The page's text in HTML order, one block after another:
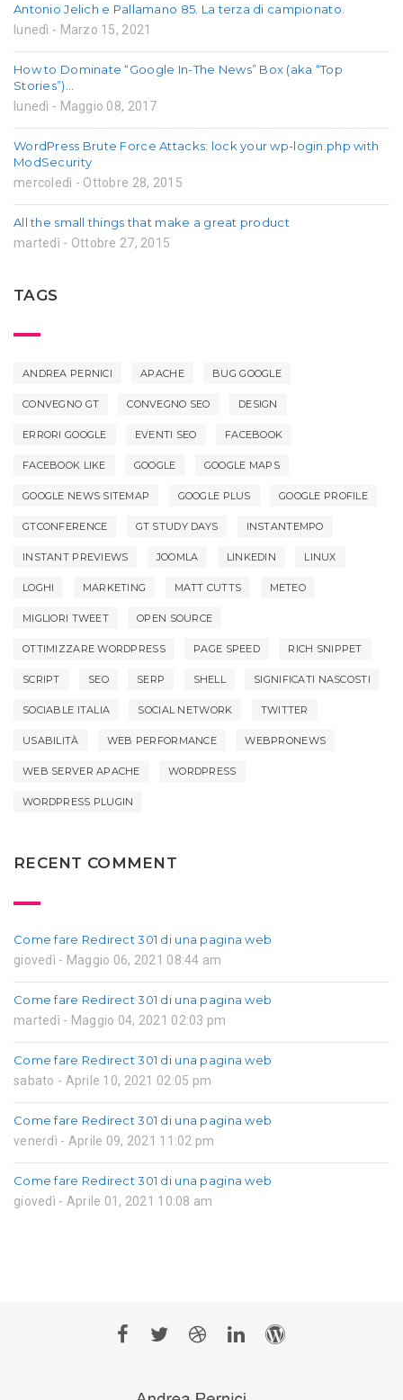
Antonio Jelich e Pallamano 85. La terza di campionato.
lunedì - Marzo 15, 2021
How to Dominate “Google In-The News” Box (aka “Top
Stories”)…
lunedì - Maggio 08, 2017
WordPress Brute Force Attacks: lock your wp-login.php with
ModSecurity
mercoledì - Ottobre 28, 2015
All the small things that make a great product
martedì - Ottobre 27, 2015
TAGS
ANDREA PERNICI APACHE BUG GOOGLE
CONVEGNO GT CONVEGNO SEO DESIGN
ERRORI GOOGLE EVENTI SEO FACEBOOK
FACEBOOK LIKE GOOGLE GOOGLE MAPS
GOOGLE NEWS SITEMAP GOOGLE PLUS GOOGLE PROFILE
GTCONFERENCE GT STUDY DAYS INSTANTEMPO
INSTANT PREVIEWS JOOMLA LINKEDIN LINUX
LOGHI MARKETING MATT CUTTS METEO
MIGLIORI TWEET OPEN SOURCE
OTTIMIZZARE WORDPRESS PAGE SPEED RICH SNIPPET
SCRIPT SEO SERP SHELL SIGNIFICATI NASCOSTI
SOCIABLE ITALIA SOCIAL NETWORK TWITTER
USABILITÀ WEB PERFORMANCE WEBPRONEWS
WEB SERVER APACHE WORDPRESS
WORDPRESS PLUGIN
RECENT COMMENT
Come fare Redirect 301 di una pagina web
giovedì - Maggio 06, 2021 08:44 am
Come fare Redirect 301 di una pagina web
martedì - Maggio 04, 2021 02:03 pm
Come fare Redirect 301 di una pagina web
sabato - Aprile 10, 2021 02:05 pm
Come fare Redirect 301 di una pagina web
venerdì - Aprile 09, 2021 11:02 pm
Come fare Redirect 301 di una pagina web
giovedì - Aprile 01, 2021 10:08 am